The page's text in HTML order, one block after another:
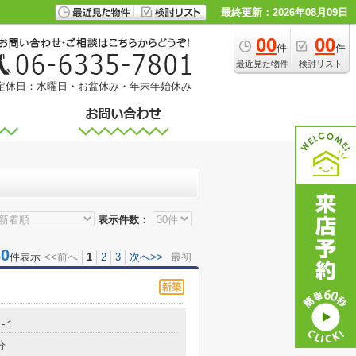
最終更新：2026年08月09日
00件
最近見た物件
00件
検討リスト
休日：水曜日・お盆休み・年末年始休み
表示件数：
件表示 <<前へ 1 2 3 次へ>> 最初
１